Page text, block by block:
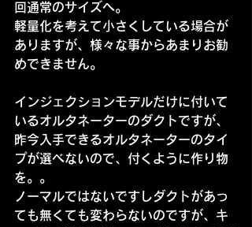
回通常のサイズへ。
軽量化を考えて小さくしている場合が
ありますが、様々な事からあまりお勧
めできません。
インジェクションモデルだけに付いて
いるオルタネーターのダクトですが、
昨今入手できるオルタネーターのタイ
プが選べないので、付くように作り物
を。。
ノーマルではないですしダクトがあっ
ても無くても変わらないのですが、キ